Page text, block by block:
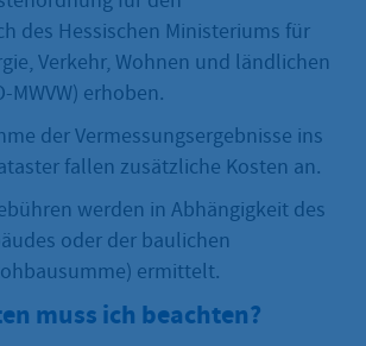
des Hessischen Ministeriums für
Verkehr, Wohnen und ländlichen
MWVW) erhoben.
der Vermessungsergebnisse ins
fallen zusätzliche Kosten an.
werden in Abhängigkeit des
oder der baulichen
ermittelt.
muss ich beachten?